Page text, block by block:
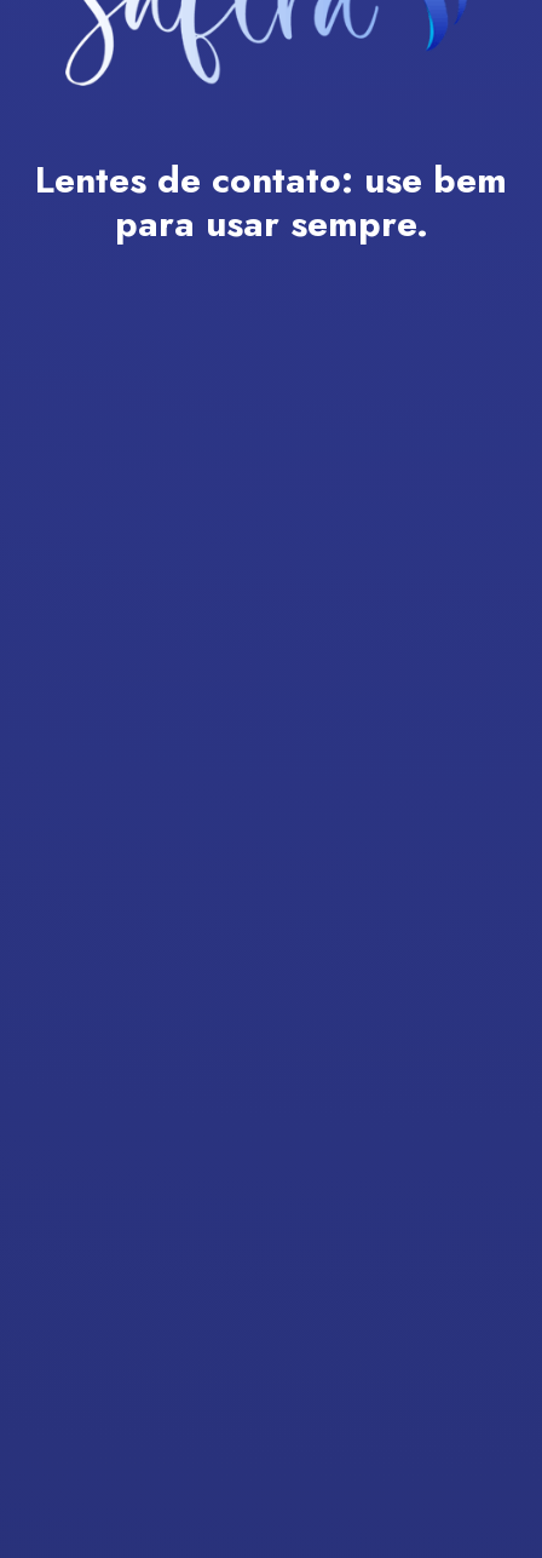
Lentes de contato: use bem
para usar sempre.